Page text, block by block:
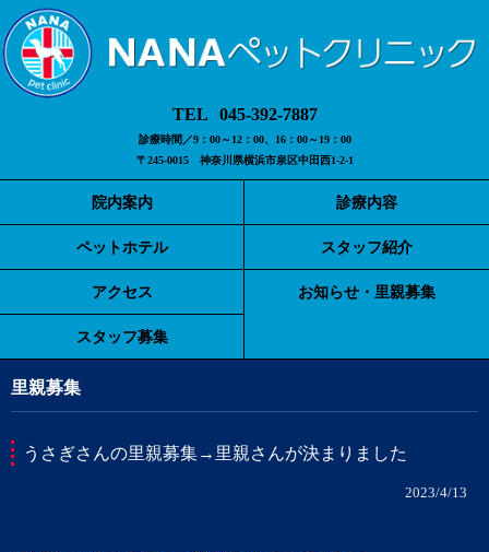
045-392-7887
診療時間／9：00～12：00、16：00～19：00
〒245-0015 神奈川県横浜市泉区中田西1-2-1
院内案内 診療内容
ペットホテル スタッフ紹介
アクセス お知らせ・里親募集
スタッフ募集
里親募集
うさぎさんの里親募集→里親さんが決まりました
2023/4/13